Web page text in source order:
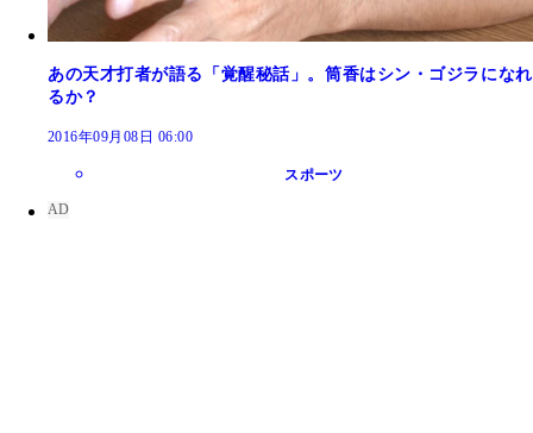
あの天才打者が語る「覚醒秘話」。筒香はシン・ゴジラになれ
るか？
2016年09月08日 06:00
スポーツ